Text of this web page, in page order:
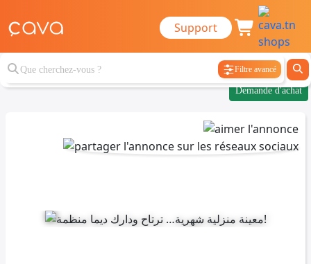
Support
Filtre avancé
Demande d'achat